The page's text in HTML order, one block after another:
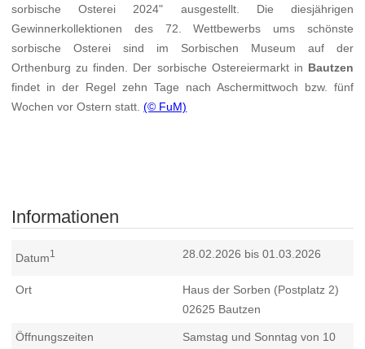
sorbische Osterei 2024" ausgestellt. Die diesjährigen
Gewinnerkollektionen des 72. Wettbewerbs ums schönste
sorbische Osterei sind im Sorbischen Museum auf der
Orthenburg zu finden. Der sorbische Ostereiermarkt in Bautzen
findet in der Regel zehn Tage nach Aschermittwoch bzw. fünf
Wochen vor Ostern statt.(© FuM)
Informationen
Datum1 28.02.2026 bis 01.03.2026
Ort
Haus der Sorben (Postplatz 2)
02625 Bautzen
Öffnungszeiten
Samstag und Sonntag von 10